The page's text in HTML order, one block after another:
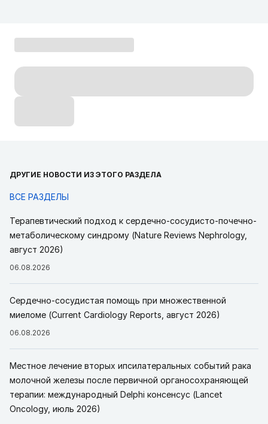
ДРУГИЕ НОВОСТИ ИЗ ЭТОГО РАЗДЕЛА
ВСЕ РАЗДЕЛЫ
Терапевтический подход к сердечно-сосудисто-почечно-
метаболическому синдрому (Nature Reviews Nephrology,
август 2026)
06.08.2026
Сердечно-сосудистая помощь при множественной
миеломе (Current Cardiology Reports, август 2026)
06.08.2026
Местное лечение вторых ипсилатеральных событий рака
молочной железы после первичной органосохраняющей
терапии: международный Delphi консенсус (Lancet
Oncology, июль 2026)